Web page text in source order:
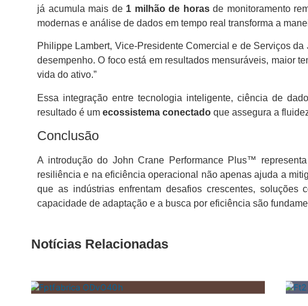
já acumula mais de 1 milhão de horasde monitoramento
modernas e análise de dados em tempo real transforma a
Philippe Lambert, Vice-Presidente Comercial e de Serviços
desempenho. O foco está em resultados mensuráveis, maior
vida do ativo.”
Essa integração entre tecnologia inteligente, ciência de
resultado é um ecossistema conectado que assegura a
Conclusão
A introdução do John Crane Performance Plus™
resiliência e na eficiência operacional não apenas ajuda a
que as indústrias enfrentam desafios crescentes,
capacidade de adaptação e a busca por eficiência são
Notícias Relacionadas